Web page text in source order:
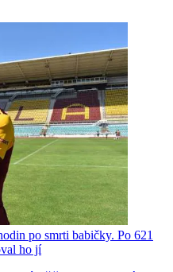
po smrti babičky. Po 621
ho jí